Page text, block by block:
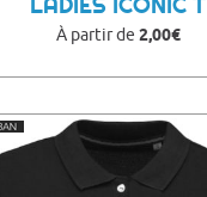
À partir de 2,00€